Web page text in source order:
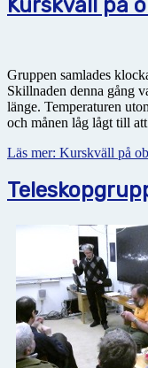
Gruppen samlades
Skillnaden denna gång
länge. Temperaturen
och månen låg lågt till
Läs mer: Kurskväll på